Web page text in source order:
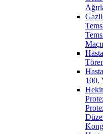
100.